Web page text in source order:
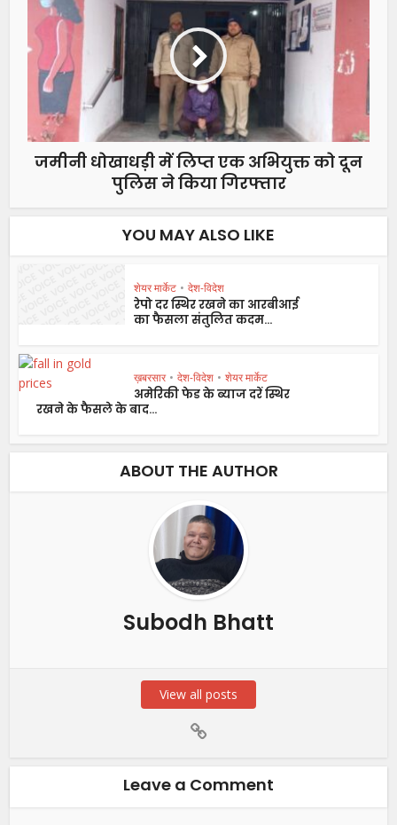
जमीनी धोखाधड़ी में लिप्त एक अभियुक्त को दून
पुलिस ने किया गिरफ्तार
YOU MAY ALSO LIKE
शेयर मार्केट • देश-विदेश
रेपो दर स्थिर रखने का आरबीआई
का फैसला संतुलित कदम...
ख़बरसार • देश-विदेश • शेयर मार्केट
अमेरिकी फेड के ब्याज दरें स्थिर
रखने के फैसले के बाद...
ABOUT THE AUTHOR
Subodh Bhatt
View all posts
Leave a Comment